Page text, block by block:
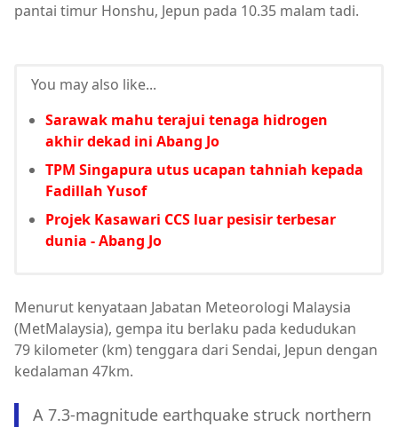
pantai timur Honshu, Jepun pada 10.35 malam tadi.
You may also like...
Sarawak mahu terajui tenaga hidrogen
akhir dekad ini Abang Jo
TPM Singapura utus ucapan tahniah kepada
Fadillah Yusof
Projek Kasawari CCS luar pesisir terbesar
dunia - Abang Jo
Menurut kenyataan Jabatan Meteorologi Malaysia
(MetMalaysia), gempa itu berlaku pada kedudukan
79 kilometer (km) tenggara dari Sendai, Jepun dengan
kedalaman 47km.
A 7.3-magnitude earthquake struck northern